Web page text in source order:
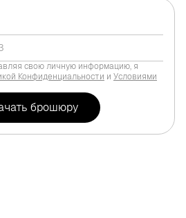
свою личную информацию, я
Конфиденциальности и Условиями